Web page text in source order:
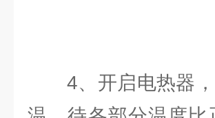
4、开启电热器，